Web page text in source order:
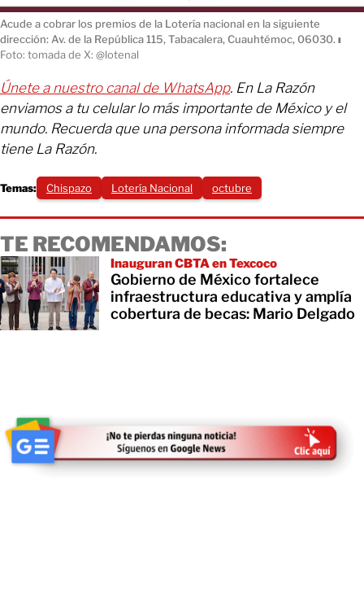
Acude a cobrar los premios de la Lotería nacional en la siguiente
dirección: Av. de la República 115, Tabacalera, Cuauhtémoc, 06030. ı
Foto: tomada de X: @lotenal
Únete a nuestro canal de WhatsApp. En La Razón
enviamos a tu celular lo más importante de México y el
mundo. Recuerda que una persona informada siempre
tiene La Razón.
Temas: Chispazo Lotería Nacional octubre
TE RECOMENDAMOS:
Inauguran CBTA en Texcoco
Gobierno de México fortalece
infraestructura educativa y amplía
cobertura de becas: Mario Delgado